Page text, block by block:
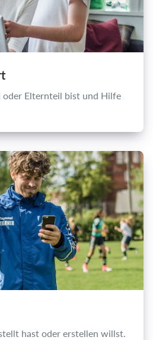
Elternteil bist und Hilfe
hast oder erstellen willst.